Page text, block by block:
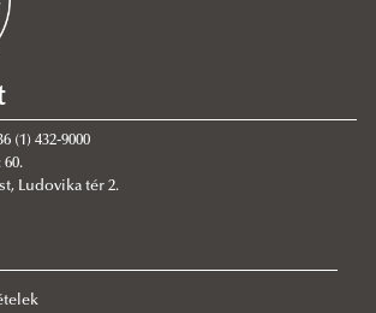
a KTI szakirányú továbbképzéseire
a hatóság előtti hazugság
válaszd az NKE-t a pótfelvételin!
(1) 432-9000
60.
Ludovika tér 2.